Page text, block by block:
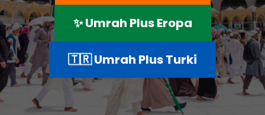
✨ Umrah Plus Eropa
🇹🇷 Umrah Plus Turki